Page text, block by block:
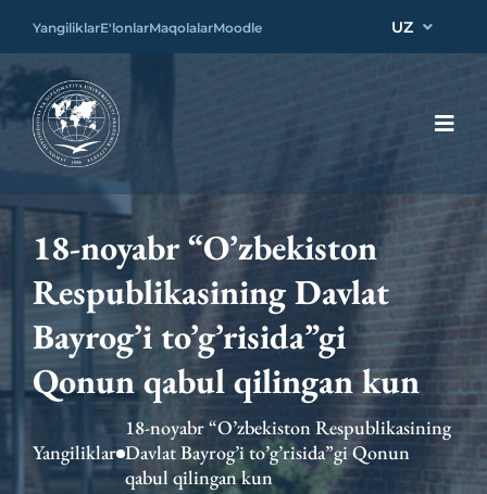
YangiliklarE'lonlarMaqolalarMoodle UZ
18-noyabr “O’zbekiston
Respublikasining Davlat
Bayrog’i to’g’risida”gi
Qonun qabul qilingan kun
Yangiliklar
18-noyabr “O’zbekiston Respublikasining
Davlat Bayrog’i to’g’risida”gi Qonun
qabul qilingan kun